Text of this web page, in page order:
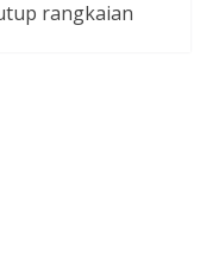
rangkaian